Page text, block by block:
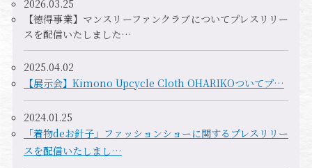
2026.03.25
【徳得事業】マンスリーファンクラブについてプレスリリー
スを配信いたしました…
2025.04.02
【展示会】Kimono Upcycle Cloth OHARIKOついてプ…
2024.01.25
「着物deお針子」ファッションショーに関するプレスリリー
スを配信いたしまし…